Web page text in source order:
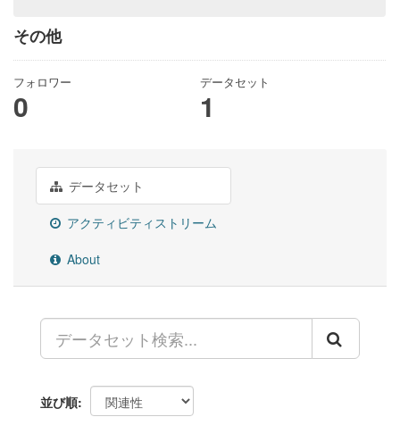
その他
フォロワー
0
データセット
1
データセット
アクティビティストリーム
About
並び順